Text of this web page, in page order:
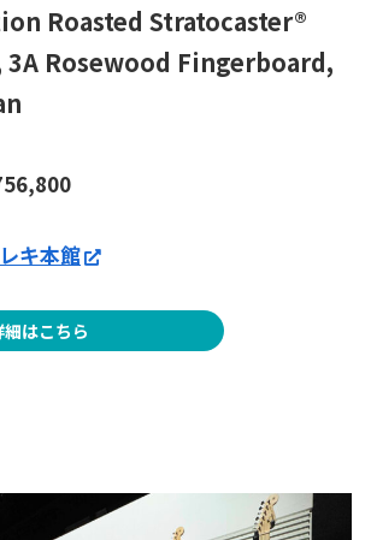
Roasted Stratocaster®
3A Rosewood Fingerboard,
キ本館
細はこちら